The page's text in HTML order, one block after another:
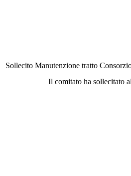
Sollecito Manutenzione tratto
Il comitato ha sollecitato